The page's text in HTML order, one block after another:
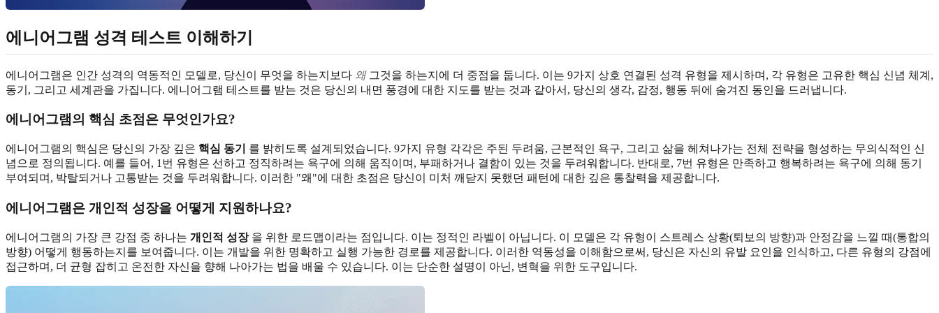
에니어그램 성격 테스트 이해하기
에니어그램은 인간 성격의 역동적인 모델로, 당신이 무엇을 하는지보다 왜그것을 하는지에 더 중점을 둡니다. 이는 9가지 상호 연결된 성격 유형을 제시하며, 각 유형은 고유한 핵심 신념 체계,
동기, 그리고 세계관을 가집니다. 에니어그램 테스트를 받는 것은 당신의 내면 풍경에 대한 지도를 받는 것과 같아서, 당신의 생각, 감정, 행동 뒤에 숨겨진 동인을 드러냅니다.
에니어그램의 핵심 초점은 무엇인가요?
에니어그램의 핵심은 당신의 가장 깊은 핵심 동기
를 밝히도록 설계되었습니다. 9가지 유형 각각은 주된 두려움, 근본적인 욕구, 그리고 삶을 헤쳐나가는 전체 전략을 형성하는 무의식적인 신
념으로 정의됩니다. 예를 들어, 1번 유형은 선하고 정직하려는 욕구에 의해 움직이며, 부패하거나 결함이 있는 것을 두려워합니다. 반대로, 7번 유형은 만족하고 행복하려는 욕구에 의해 동기
부여되며, 박탈되거나 고통받는 것을 두려워합니다. 이러한 "왜"에 대한 초점은 당신이 미처 깨닫지 못했던 패턴에 대한 깊은 통찰력을 제공합니다.
에니어그램은 개인적 성장을 어떻게 지원하나요?
에니어그램의 가장 큰 강점 중 하나는 개인적 성장을 위한 로드맵이라는 점입니다. 이는 정적인 라벨이 아닙니다. 이 모델은 각 유형이 스트레스 상황(퇴보의 방향)과 안정감을 느낄 때(통합의
방향) 어떻게 행동하는지를 보여줍니다. 이는 개발을 위한 명확하고 실행 가능한 경로를 제공합니다. 이러한 역동성을 이해함으로써, 당신은 자신의 유발 요인을 인식하고, 다른 유형의 강점에
접근하며, 더 균형 잡히고 온전한 자신을 향해 나아가는 법을 배울 수 있습니다. 이는 단순한 설명이 아닌, 변혁을 위한 도구입니다.